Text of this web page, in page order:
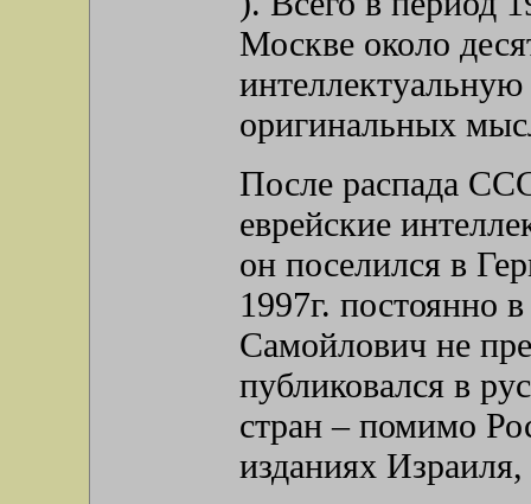
Москве около
оригинальных
После распада
еврейские
он поселился в
1997г.
Самойлович не
публиковался в
стран – помимо
изданиях